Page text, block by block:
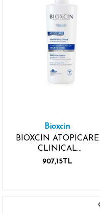
Bioxcin
BIOXCIN ATOPICARE
CLINICAL
NOURISHING CREAM
907,15TL